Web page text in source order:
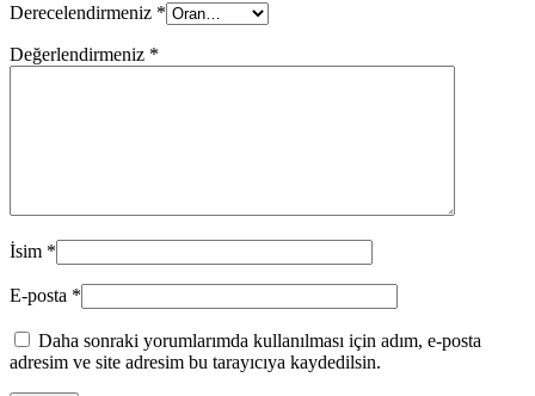
Derecelendirmeniz *
Değerlendirmeniz *
İsim *
E-posta *
Daha sonraki yorumlarımda kullanılması için adım, e-posta
adresim ve site adresim bu tarayıcıya kaydedilsin.